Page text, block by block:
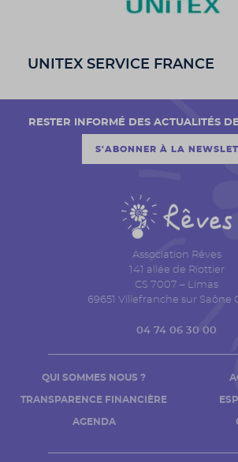
UNITEX SERVICE FRANCE
Association Rêves
141 allée de Riottier
CS 7007 – Limas
69651 Villefranche sur Saône
04 74 06 30 00
QUI SOMMES NOUS ?
TRANSPARENCE FINANCIÈRE
AGENDA
RESTER INFORMÉ DES ACTUALITÉS
S'ABONNER À LA